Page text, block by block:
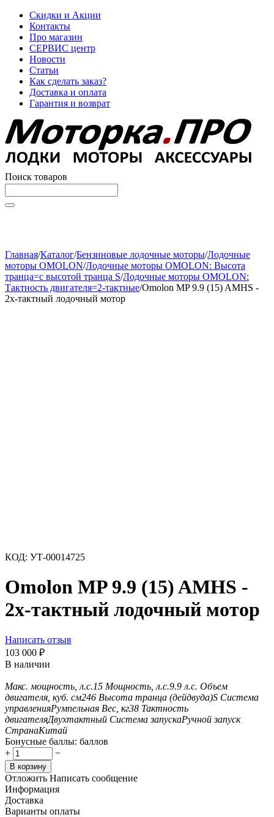
Скидки и Акции
Контакты
Про магазин
СЕРВИС центр
Новости
Статьи
Как сделать заказ?
Доставка и оплата
Гарантия и возврат
Поиск товаров
Главная/Каталог/Бензиновые лодочные моторы/Лодочные
моторы OMOLON/Лодочные моторы OMOLON: Высота
транца=с высотой транца S/Лодочные моторы OMOLON:
Тактность двигателя=2-тактные/Omolon MP 9.9 (15) AMHS -
2х-тактный лодочный мотор
КОД: УТ-00014725
Omolon MP 9.9 (15) AMHS -
2х-тактный лодочный мотор
Написать отзыв
103 000 ₽
В наличии
Макс. мощность, л.с.15 Мощность, л.с.9.9 л.с. Объем
двигателя, куб. см246 Высота транца (дейдвуда)S Система
управленияРумпельная Вес, кг38 Тактность
двигателяДвухтактный Система запускаРучной запуск
СтранаКитай
Бонусные баллы: баллов
+
−
В корзину
Отложить Написать сообщение
Информация
Доставка
Варианты оплаты